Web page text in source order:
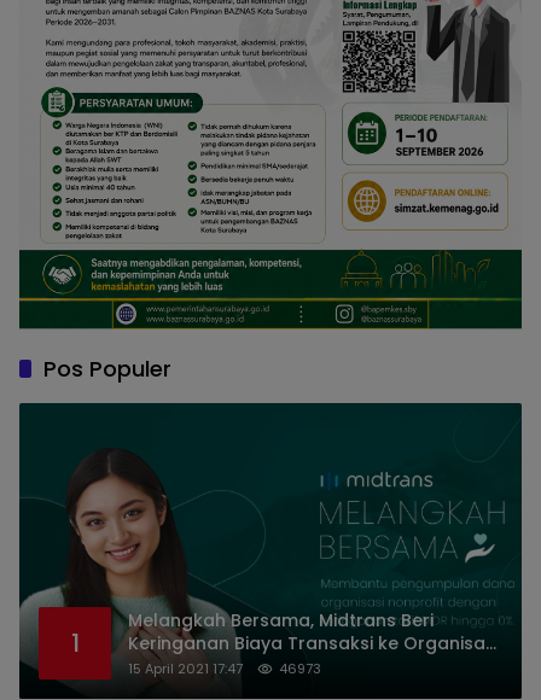
Pos Populer
1
Melangkah Bersama, Midtrans Beri
Keringanan Biaya Transaksi ke Organisasi
Nirlaba Indonesia
15 April 2021 17:47 46973